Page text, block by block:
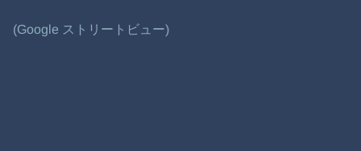
(Google ストリートビュー)